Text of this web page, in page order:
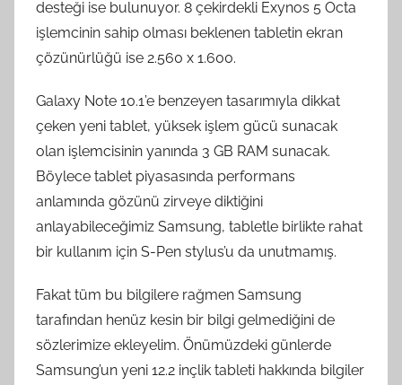
desteği ise bulunuyor. 8 çekirdekli Exynos 5 Octa
işlemcinin sahip olması beklenen tabletin ekran
çözünürlüğü ise 2.560 x 1.600.
Galaxy Note 10.1’e benzeyen tasarımıyla dikkat
çeken yeni tablet, yüksek işlem gücü sunacak
olan işlemcisinin yanında 3 GB RAM sunacak.
Böylece tablet piyasasında performans
anlamında gözünü zirveye diktiğini
anlayabileceğimiz Samsung, tabletle birlikte rahat
bir kullanım için S-Pen stylus’u da unutmamış.
Fakat tüm bu bilgilere rağmen Samsung
tarafından henüz kesin bir bilgi gelmediğini de
sözlerimize ekleyelim. Önümüzdeki günlerde
Samsung’un yeni 12.2 inçlik tableti hakkında bilgiler